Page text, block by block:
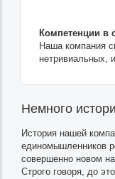
Компетенции в
Наша компания
нетривиальных,
Немного
История нашей
единомышленников
совершенно новом
Строго говоря, до